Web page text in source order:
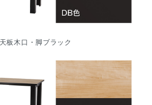
板木口・脚ブラック